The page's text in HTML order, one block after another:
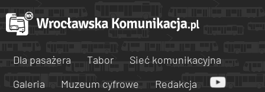
Dla pasażera Tabor
Sieć komunikacyjna
Galeria
Muzeum cyfrowe Redakcja